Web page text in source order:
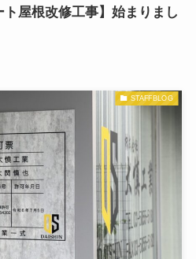
屋根改修工事】始まりまし
STAFFBLOG